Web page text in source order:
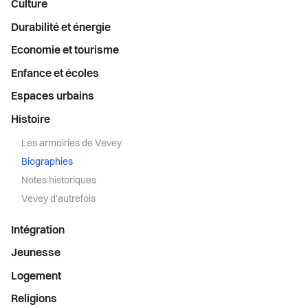
Culture
Durabilité et énergie
Economie et tourisme
Enfance et écoles
Espaces urbains
Histoire
Les armoiries de Vevey
Biographies
Notes historiques
Vevey d'autrefois
Intégration
Jeunesse
Logement
Religions